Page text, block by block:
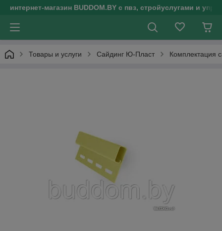
интернет-магазин BUDDOM.BY с пвз, стройуслугами и
Товары и услуги Сайдинг Ю-Пласт Комплектация